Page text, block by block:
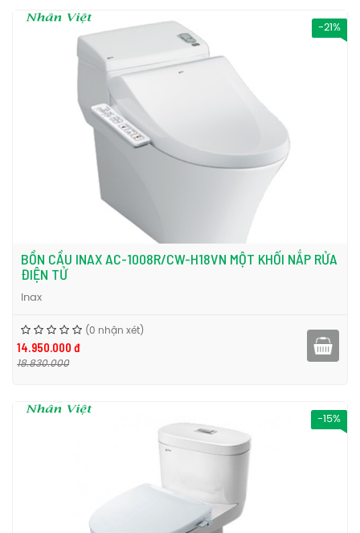
-21%
BỒN CẦU INAX AC-1008R/CW-H18VN MỘT KHỐI NẮP RỬA
ĐIỆN TỬ
Inax
(0 nhận xét)
14.950.000 đ
18.830.000
-15%